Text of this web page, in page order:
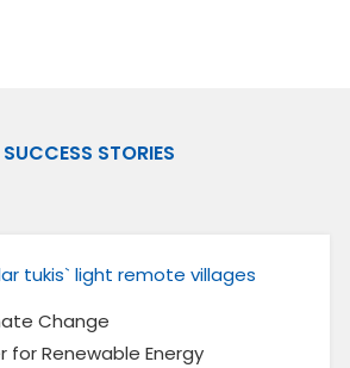
SUCCESS STORIES
My family will not have to die of
Focal Area: Land Degredation
Grantee: Bird Conservation Nepal